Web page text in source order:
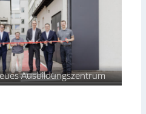
Ausbildungszentrum